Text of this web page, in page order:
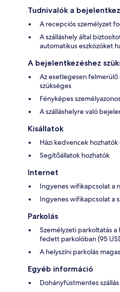
Tudnivalók a
A recepciós személyzet
A szálláshely által
automatikus eszközöket
A bejelentkezéshez
Az esetlegesen
szükséges
Fényképes
A szálláshelyre való
Kisállatok
Házi kedvencek hozhatók
Segítőállatok hozhatók
Internet
Ingyenes wifikapcsolat a
Ingyenes wifikapcsolat a
Parkolás
Személyzeti parkoltatás
fedett parkolóban (95
A helyszíni parkolás
Egyéb információ
Dohányfüstmentes szállás